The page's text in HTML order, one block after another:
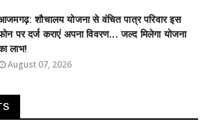
शौचालय योजना से वंचित पात्र परिवार इस
पर दर्ज कराएं अपना विवरण... जल्द मिलेगा योजना
लाभ!
August 07, 2026